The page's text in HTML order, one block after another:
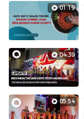
01:19
04:39
05:54